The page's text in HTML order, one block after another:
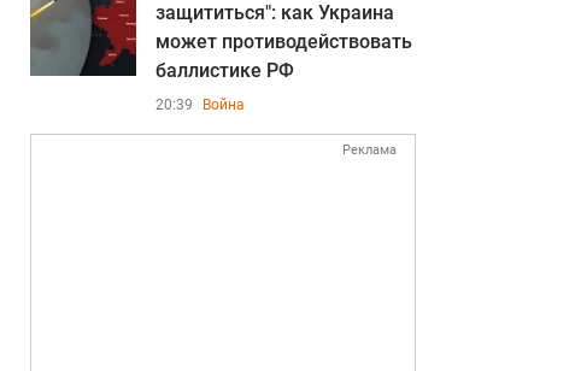
защититься": как Украина
может противодействовать
баллистике РФ
20:39 Война
Реклама